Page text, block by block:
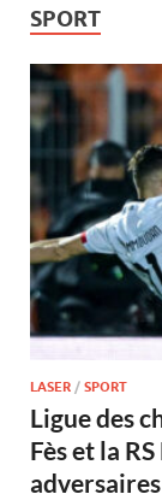
SPORT
LASER / SPORT
Ligue des
Fès et la
adversaires